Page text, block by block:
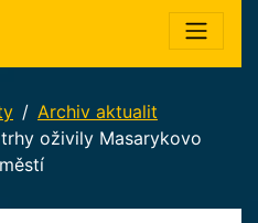
Archiv aktualit
oživily Masarykovo